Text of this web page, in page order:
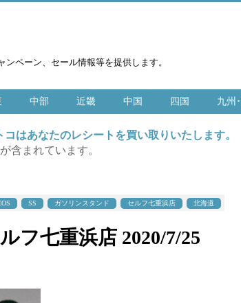
ペーン、セール情報等を提供します。
中部 近畿 中国 四国 九州
はあなたのレシートを買い取りいたします。
含まれています。
SS ガソリンスタンド セルフ七重浜店 北海道
フ七重浜店 2020/7/25